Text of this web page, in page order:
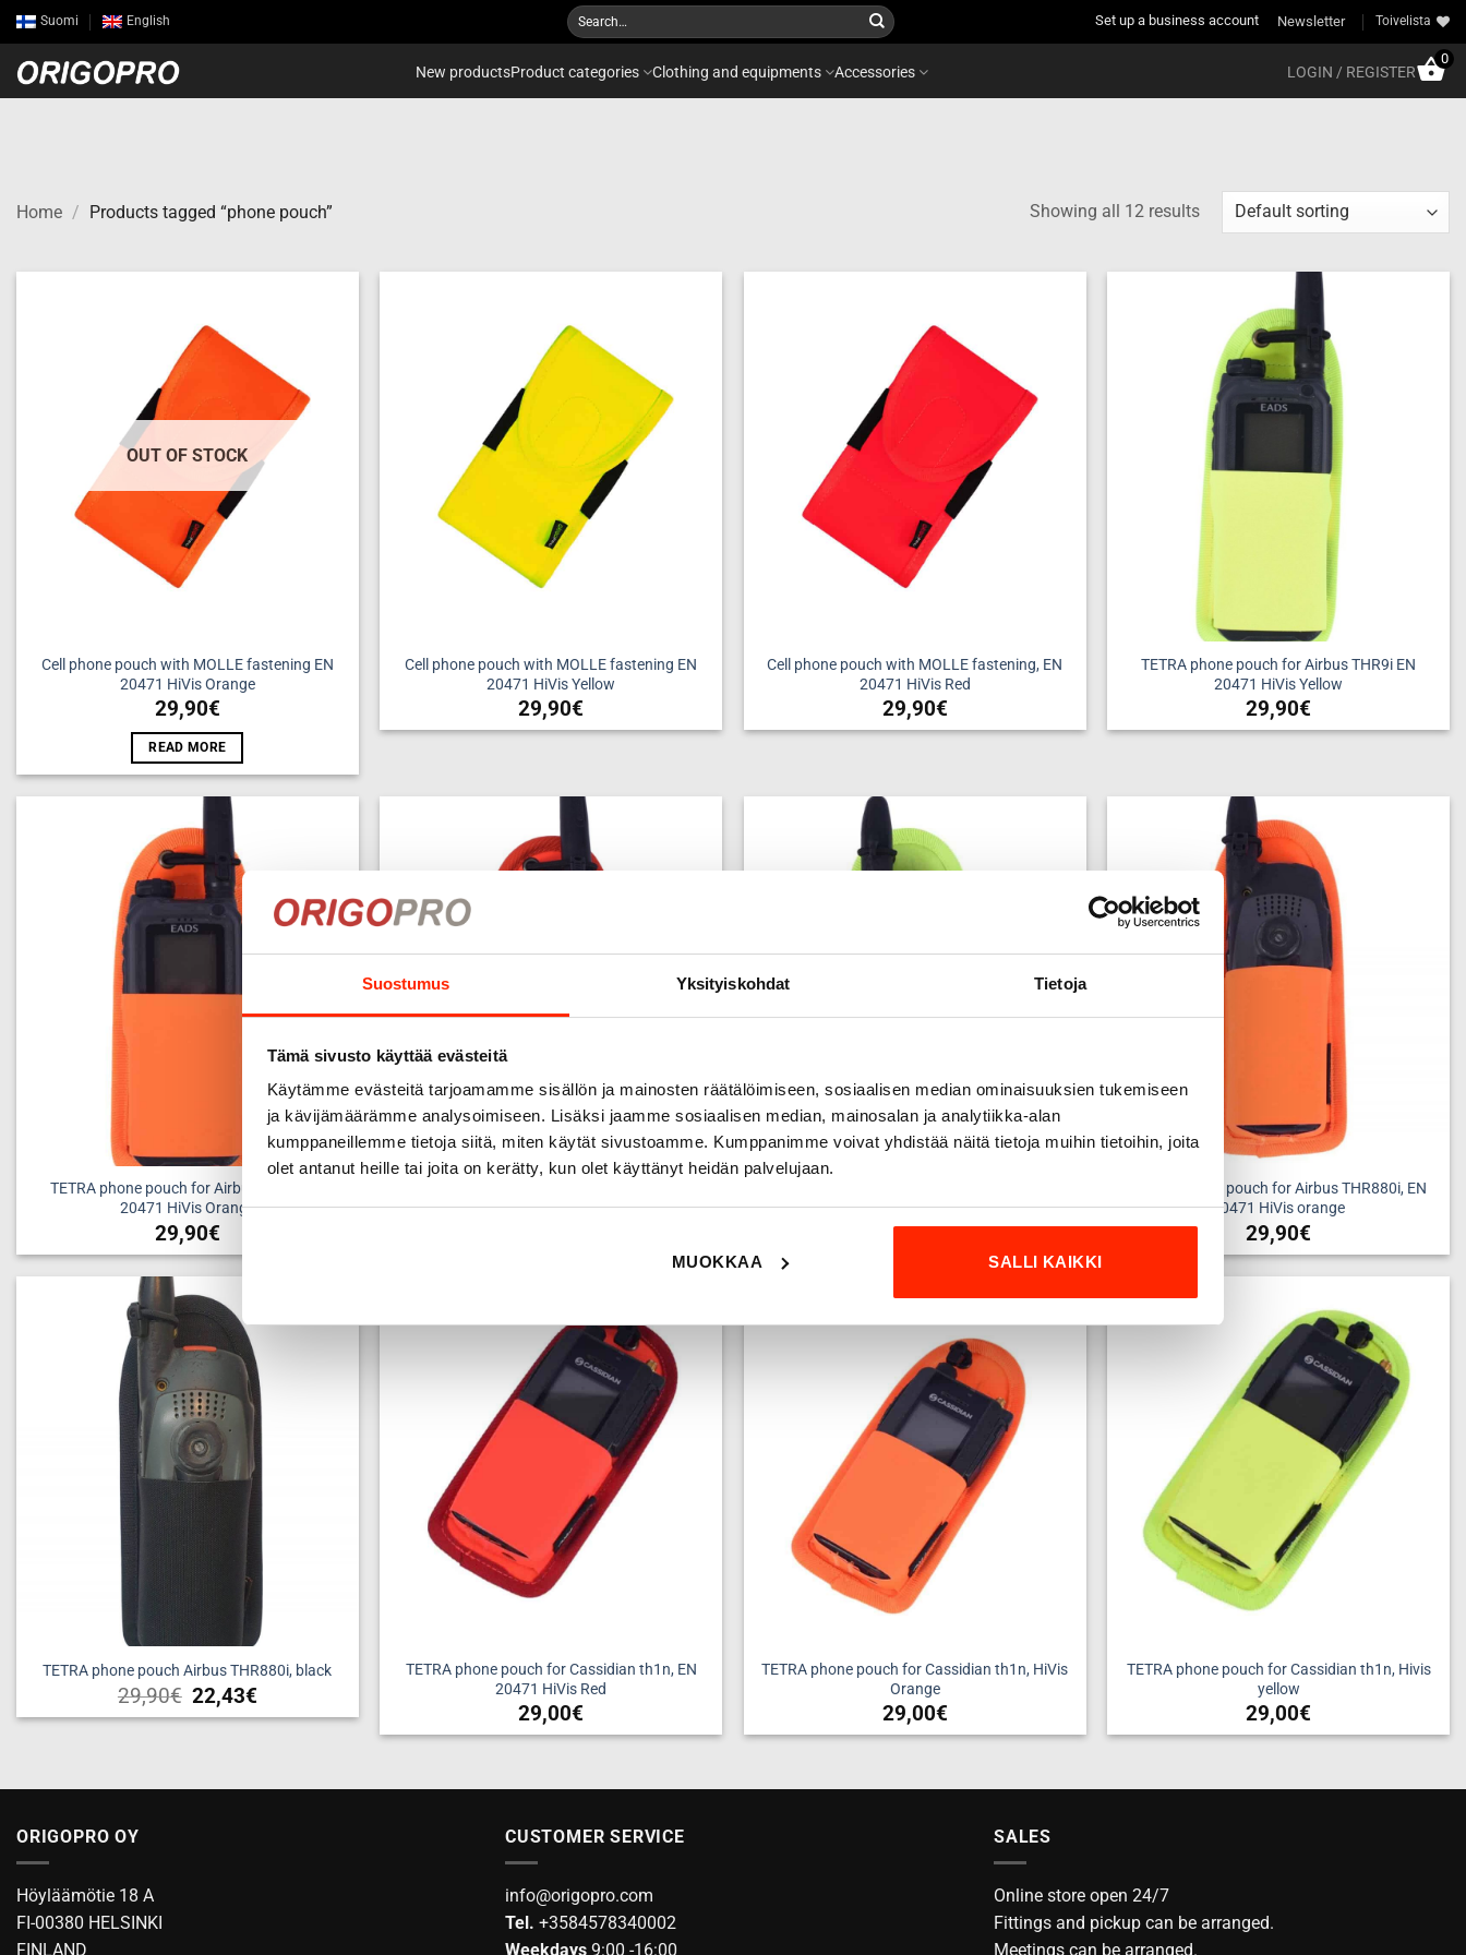
Suostumus Yksityiskohdat Tietoja
Tämä sivusto käyttää evästeitä
Käytämme evästeitä tarjoamamme sisällön ja mainosten räätälöimiseen, sosiaalisen median ominaisuuksien tukemiseen
ja kävijämäärämme analysoimiseen. Lisäksi jaamme sosiaalisen median, mainosalan ja analytiikka-alan
kumppaneillemme tietoja siitä, miten käytät sivustoamme. Kumppanimme voivat yhdistää näitä tietoja muihin tietoihin, joita
olet antanut heille tai joita on kerätty, kun olet käyttänyt heidän palvelujaan.
MUOKKAA SALLI KAIKKI
Skip
to
content
Suomi English
Search
for:
Set up a business account Newsletter Toivelista
New productsProduct categories Clothing and equipments Accessories LOGIN / REGISTER
0
Home / Products tagged “phone pouch” Showing all 12 results
OUT OF STOCK
Cell phone pouch with MOLLE fastening EN
20471 HiVis Orange
29,90€
READ MORE
Cell phone pouch with MOLLE fastening EN
20471 HiVis Yellow
29,90€
Cell phone pouch with MOLLE fastening, EN
20471 HiVis Red
29,90€
TETRA phone pouch for Airbus THR9i EN
20471 HiVis Yellow
29,90€
TETRA phone pouch for Airbus THR9i EN
20471 HiVis Orange
29,90€
20471 HiVis Red
20471 HiVis Yellow
29,90€
TETRA phone pouch for Airbus THR880i, EN
20471 HiVis orange
29,90€
TETRA phone pouch Airbus THR880i, black
29,90€ 22,43€
Add to
wishlist
TETRA phone pouch for Cassidian th1n, EN
20471 HiVis Red
29,00€
TETRA phone pouch for Cassidian th1n, HiVis
Orange
29,00€
Add to
wishlist
TETRA phone pouch for Cassidian th1n, Hivis
yellow
29,00€
ORIGOPRO OY
Höyläämötie 18 A
FI-00380 HELSINKI
FINLAND
CUSTOMER SERVICE
info@origopro.com
Tel. +3584578340002
Weekdays 9:00 -16:00
SALES
Online store open 24/7
Fittings and pickup can be arranged.
Meetings can be arranged.